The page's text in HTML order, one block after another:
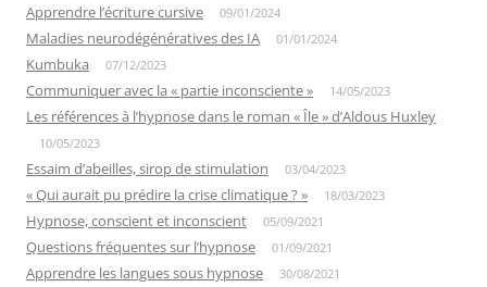
Apprendre l’écriture cursive 09/01/2024
Maladies neurodégénératives des IA 01/01/2024
Kumbuka 07/12/2023
Communiquer avec la « partie inconsciente » 14/05/2023
Les références à l’hypnose dans le roman « Île » d’Aldous Huxley
10/05/2023
Essaim d’abeilles, sirop de stimulation 03/04/2023
« Qui aurait pu prédire la crise climatique ? » 18/03/2023
Hypnose, conscient et inconscient 05/09/2021
Questions fréquentes sur l’hypnose 01/09/2021
Apprendre les langues sous hypnose 30/08/2021